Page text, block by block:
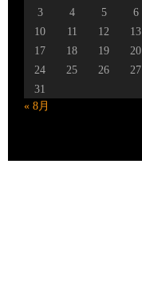
3
4 5 6
10
11 12 13
17
18 19 20
24
25 26 27
31
« 8月